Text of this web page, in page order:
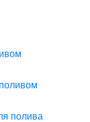
полива